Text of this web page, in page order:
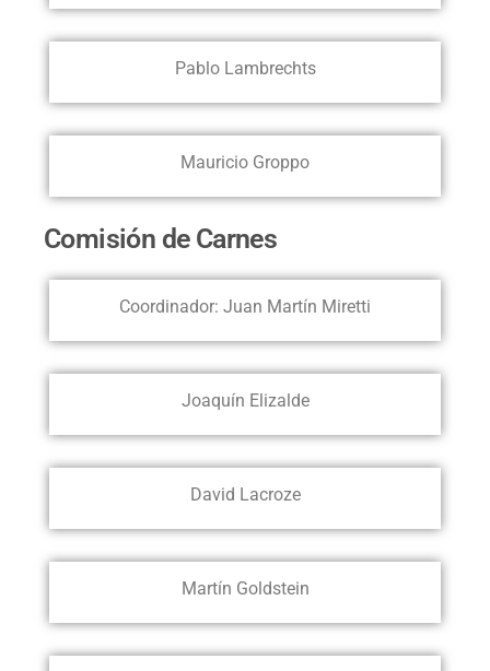
Pablo Lambrechts
Mauricio Groppo
Comisión de Carnes
Coordinador: Juan Martín Miretti
Joaquín Elizalde
David Lacroze
Martín Goldstein